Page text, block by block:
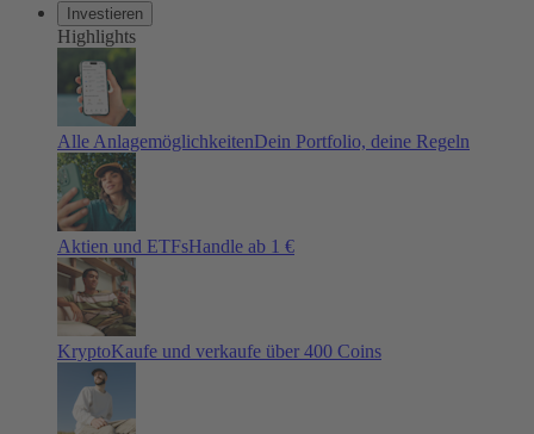
Investieren
Highlights
Alle AnlagemöglichkeitenDein Portfolio, deine Regeln
Aktien und ETFsHandle ab 1 €
KryptoKaufe und verkaufe über 400 Coins